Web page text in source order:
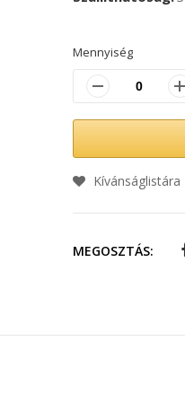
Mennyiség
Kívánságlistára
MEGOSZTÁS: